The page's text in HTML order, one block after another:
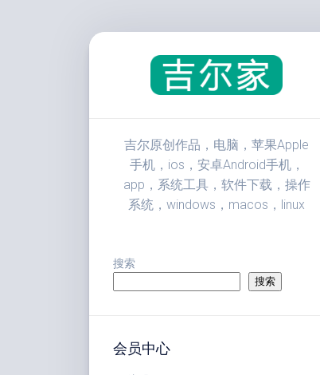
吉尔原创作品，电脑，苹果Apple
手机，ios，安卓Android手机，
app，系统工具，软件下载，操作
系统，windows，macos，linux
搜索
搜索
会员中心